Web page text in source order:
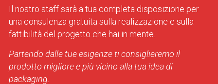
Il nostro staff sarà a tua completa disposizione per
una consulenza gratuita sulla realizzazione e sulla
fattibilità del progetto che hai in mente.
Partendo dalle tue esigenze ti consiglieremo il
prodotto migliore e più vicino alla tua idea di
packaging.